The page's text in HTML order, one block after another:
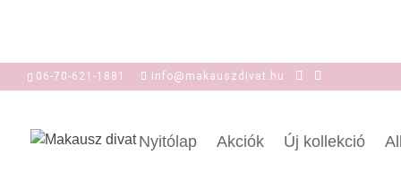
06-70-621-1881 info@makauszdivat.hu
Nyitólap Akciók Új kollekció